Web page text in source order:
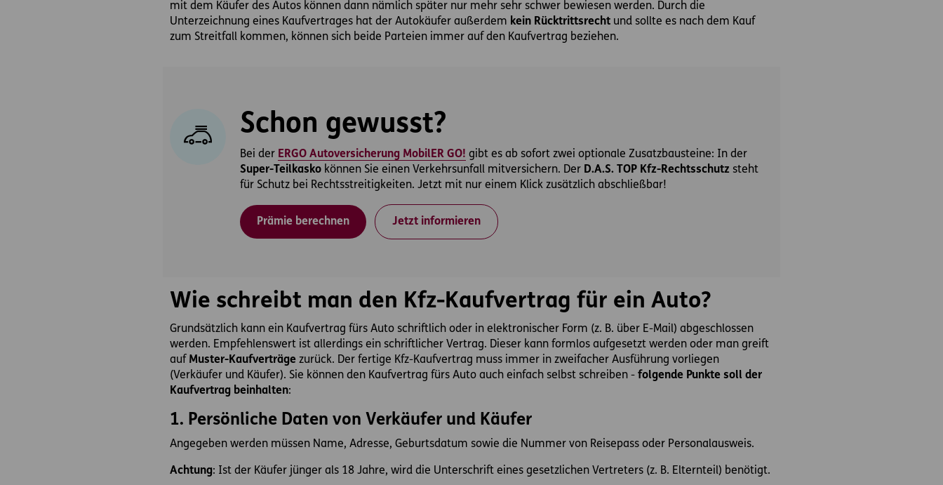
mit dem Käufer des Autos können dann nämlich später nur mehr sehr schwer bewiesen werden. Durch die
Unterzeichnung eines Kaufvertrages hat der Autokäufer außerdem kein Rücktrittsrecht und sollte es nach dem Kauf
zum Streitfall kommen, können sich beide Parteien immer auf den Kaufvertrag beziehen.
Schon gewusst?
Bei der ERGO Autoversicherung MobilER GO! gibt es ab sofort zwei optionale Zusatzbausteine: In der
Super-Teilkasko können Sie einen Verkehrsunfall mitversichern. Der D.A.S. TOP Kfz-Rechtsschutz steht
für Schutz bei Rechtsstreitigkeiten. Jetzt mit nur einem Klick zusätzlich abschließbar!
Prämie berechnen Jetzt informieren
Wie schreibt man den Kfz-Kaufvertrag für ein Auto?
Grundsätzlich kann ein Kaufvertrag fürs Auto schriftlich oder in elektronischer Form (z. B. über E-Mail) abgeschlossen
werden. Empfehlenswert ist allerdings ein schriftlicher Vertrag. Dieser kann formlos aufgesetzt werden oder man greift
auf Muster-Kaufverträge zurück. Der fertige Kfz-Kaufvertrag muss immer in zweifacher Ausführung vorliegen
(Verkäufer und Käufer). Sie können den Kaufvertrag fürs Auto auch einfach selbst schreiben - folgende Punkte soll der
Kaufvertrag beinhalten:
1. Persönliche Daten von Verkäufer und Käufer
Angegeben werden müssen Name, Adresse, Geburtsdatum sowie die Nummer von Reisepass oder Personalausweis.
Achtung: Ist der Käufer jünger als 18 Jahre, wird die Unterschrift eines gesetzlichen Vertreters (z. B. Elternteil) benötigt.